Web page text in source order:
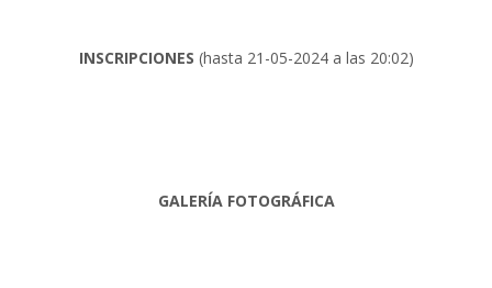
INSCRIPCIONES (hasta 21-05-2024 a las 20:02)
GALERÍA FOTOGRÁFICA